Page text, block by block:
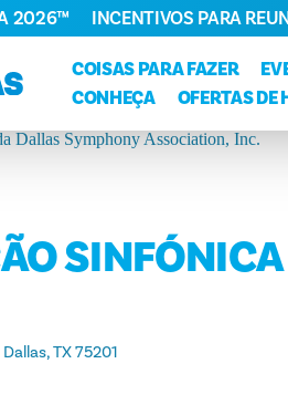
conteúdo
COISAS PARA FAZER
CONHEÇA
OFERTAS DE
2026™ INCENTIVOS PARA
Dallas, TX 75201